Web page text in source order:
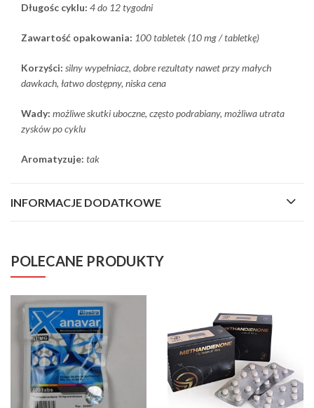
Długośc cyklu: 4 do 12 tygodni
Zawartość opakowania: 100 tabletek (10 mg / tabletkę)
Korzyści: silny wypełniacz, dobre rezultaty nawet przy małych
dawkach, łatwo dostępny, niska cena
Wady: możliwe skutki uboczne, często podrabiany, możliwa utrata
zysków po cyklu
Aromatyzuje: tak
INFORMACJE DODATKOWE
POLECANE PRODUKTY